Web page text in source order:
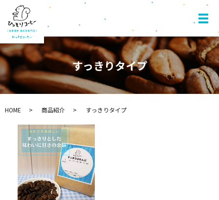
すっきりタイプ
HOME 商品紹介 すっきりタイプ